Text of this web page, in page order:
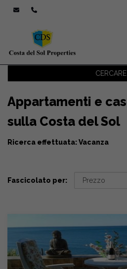
CERCARE
Appartamenti e
sulla Costa del Sol
Ricerca effettuata: Vacanza
Fascicolato per: